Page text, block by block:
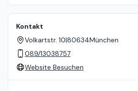
Kontakt
Volkartstr. 10|80634München
089/13038757
Website Besuchen